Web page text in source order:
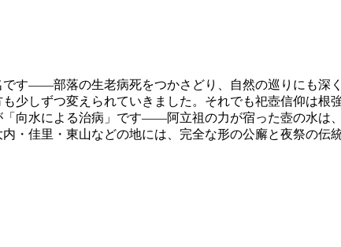
す——部落の生老病死をつかさどり、自然の巡りにも深
少しずつ変えられていきました。それでも祀壺信仰は根
向水による治病」です——阿立祖の力が宿った壺の水は
・佳里・東山などの地には、完全な形の公廨と夜祭の伝